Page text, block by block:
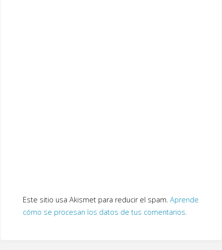
Este sitio usa Akismet para reducir el spam. Aprende
cómo se procesan los datos de tus comentarios.